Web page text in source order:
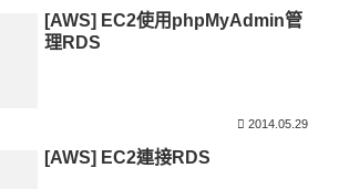
[AWS] EC2使用phpMyAdmin管
理RDS
2014.05.29
[AWS] EC2連接RDS